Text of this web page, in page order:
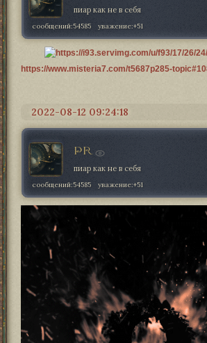
пиар как не в себя
сообщений:54585 уважение:+51
https://www.misteria7.com/t5687p285-
2022-08-12 09:24:18
PR
пиар как не в себя
сообщений:54585 уважение:+51